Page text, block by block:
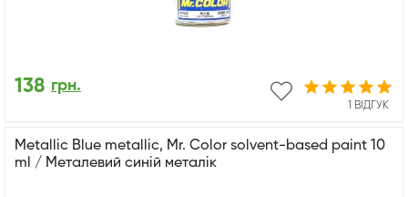
1 ВІДГУК
138 грн.
Metallic Blue metallic, Mr. Color solvent-based paint 10
ml / Металевий синій металік